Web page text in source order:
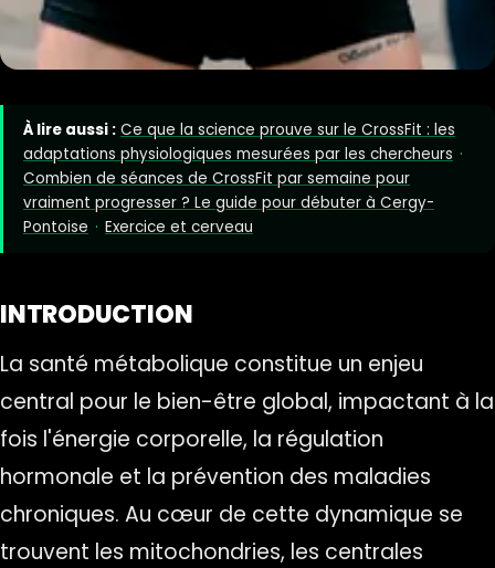
À lire aussi : Ce que la science prouve sur le CrossFit : les
adaptations physiologiques mesurées par les chercheurs ·
Combien de séances de CrossFit par semaine pour
vraiment progresser ? Le guide pour débuter à Cergy-
Pontoise · Exercice et cerveau
INTRODUCTION
La santé métabolique constitue un enjeu
central pour le bien-être global, impactant à la
fois l'énergie corporelle, la régulation
hormonale et la prévention des maladies
chroniques. Au cœur de cette dynamique se
trouvent les mitochondries, les centrales